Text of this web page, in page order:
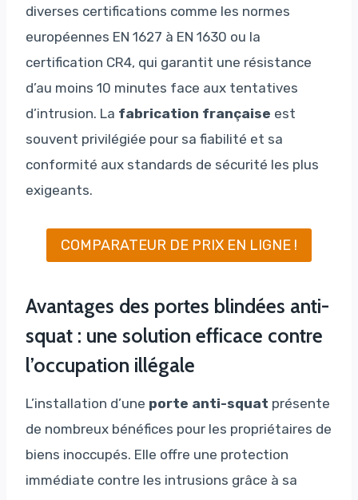
diverses certifications comme les normes
européennes EN 1627 à EN 1630 ou la
certification CR4, qui garantit une résistance
d’au moins 10 minutes face aux tentatives
d’intrusion. La fabrication française est
souvent privilégiée pour sa fiabilité et sa
conformité aux standards de sécurité les plus
exigeants.
COMPARATEUR DE PRIX EN LIGNE !
Avantages des portes blindées anti-
squat : une solution efficace contre
l’occupation illégale
L’installation d’une porte anti-squat présente
de nombreux bénéfices pour les propriétaires de
biens inoccupés. Elle offre une protection
immédiate contre les intrusions grâce à sa